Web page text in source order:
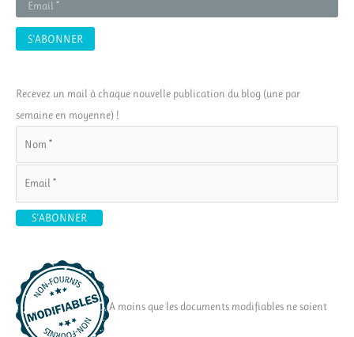
Recevez un mail à chaque nouvelle publication du blog (une par
semaine en moyenne) !
A moins que les documents modifiables ne soient